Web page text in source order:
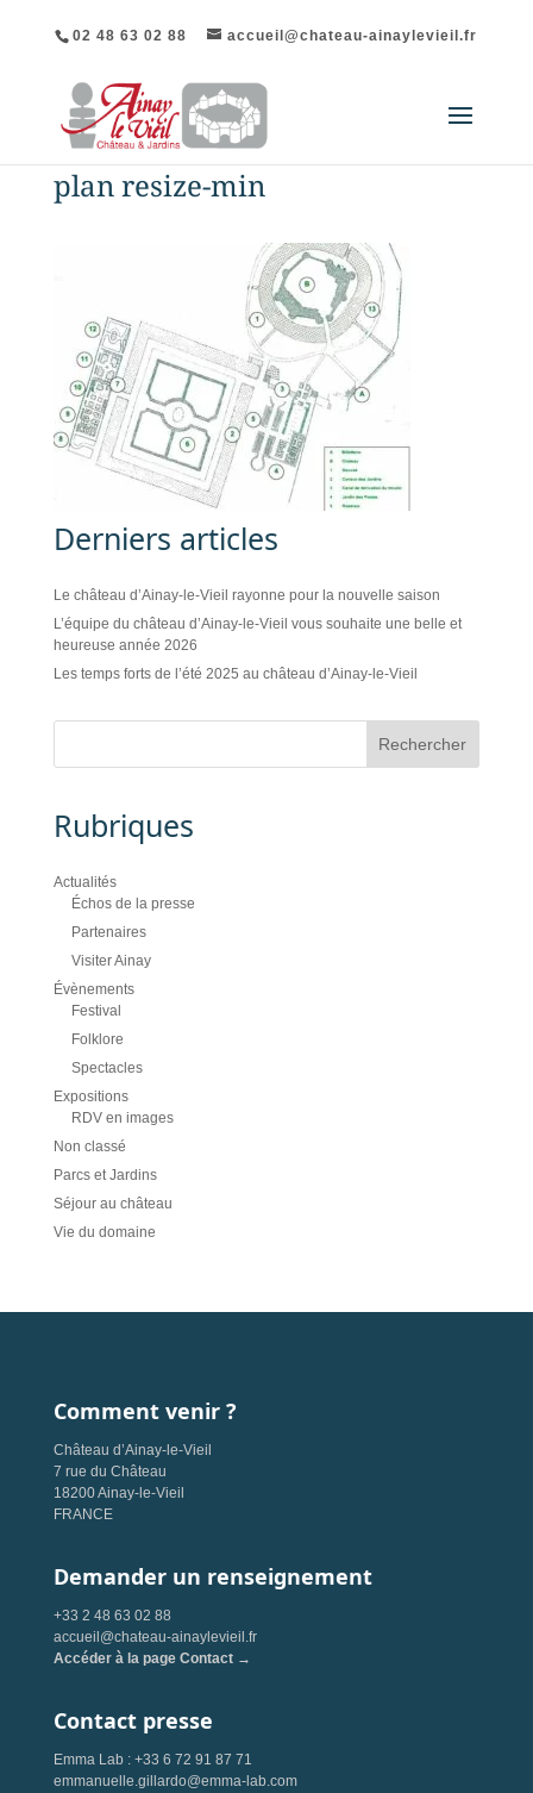
02 48 63 02 88 accueil@chateau-ainaylevieil.fr
plan resize-min
Derniers articles
Le château d’Ainay-le-Vieil rayonne pour la nouvelle saison
L’équipe du château d’Ainay-le-Vieil vous souhaite une belle et
heureuse année 2026
Les temps forts de l’été 2025 au château d’Ainay-le-Vieil
Rubriques
Actualités
Échos de la presse
Partenaires
Visiter Ainay
Évènements
Festival
Folklore
Spectacles
Expositions
RDV en images
Non classé
Parcs et Jardins
Séjour au château
Vie du domaine
Comment venir ?
Château d’Ainay-le-Vieil
7 rue du Château
18200 Ainay-le-Vieil
FRANCE
Demander un renseignement
+33 2 48 63 02 88
accueil@chateau-ainaylevieil.fr
Accéder à la page Contact →
Contact presse
Emma Lab : +33 6 72 91 87 71
emmanuelle.gillardo@emma-lab.com